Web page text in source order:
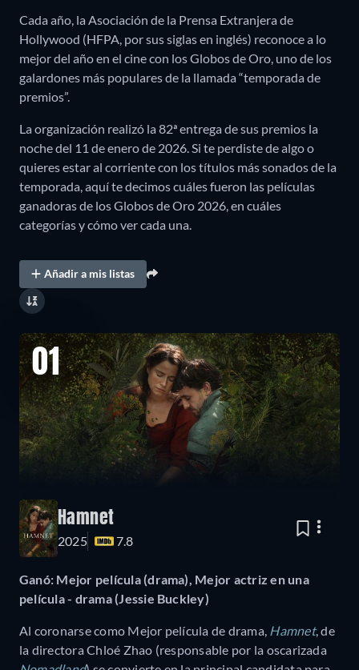
Cada año, la Asociación de la Prensa Extranjera de
Hollywood (HFPA, por sus siglas en inglés) reconoce a lo
mejor del año en el cine con los Globos de Oro, uno de los
galardones más populares de la llamada “temporada de
premios”.
La organización realizó la 82ª entrega de sus premios la
noche del 11 de enero de 2026. Si te perdiste de algo o
quieres estar al corriente con los títulos más sonados de la
temporada, aquí te decimos cuáles fueron las películas
ganadoras de los Globos de Oro 2026, en cuáles
categorías y cómo ver cada una.
Añadir a mis listas
01
Hamnet
2025 7.8
Ganó: Mejor película (drama), Mejor actriz en una
película - drama (Jessie Buckley)
Al coronarse como Mejor película de drama, Hamnet, de
la directora Chloé Zhao (responsable por la oscarizada